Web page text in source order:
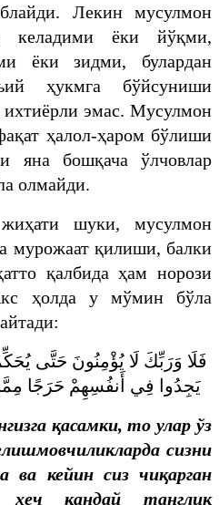
Лекин мусулмон
келадими ёки йўқми,
ёки зидми, булардан
ҳукмга бўйсуниши
эмас. Мусулмон
ҳалол-ҳаром бўлиши
яна бошқача ўлчовлар
олмайди.
шуки, мусулмон
мурожаат қилиши, балки
қалбида ҳам норози
ҳолда у мўмин бўла
فَلَا وَرَبِّكَ لَا يُؤْمِنُونَ حَتَّى
يَجِدُوا فِي أَنفُسِهِمْ حَرَجًا
қасамки, то улар ўз
сизни
ва кейин сиз чиқарган
ҳеч қандай танглик